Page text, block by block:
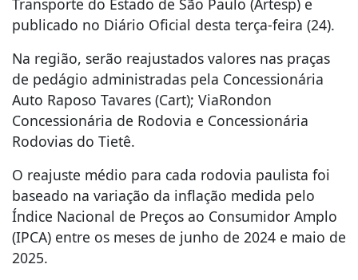
Transporte do Estado de São Paulo (Artesp) e
publicado no Diário Oficial desta terça-feira (24).
Na região, serão reajustados valores nas praças
de pedágio administradas pela Concessionária
Auto Raposo Tavares (Cart); ViaRondon
Concessionária de Rodovia e Concessionária
Rodovias do Tietê.
O reajuste médio para cada rodovia paulista foi
baseado na variação da inflação medida pelo
Índice Nacional de Preços ao Consumidor Amplo
(IPCA) entre os meses de junho de 2024 e maio de
2025.